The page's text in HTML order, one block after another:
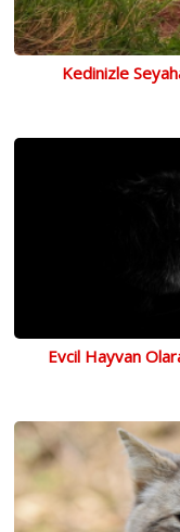
Kedinizle
Evcil Hayvan